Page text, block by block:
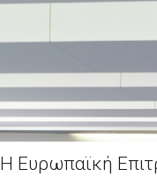
Η Ευρωπαϊκή